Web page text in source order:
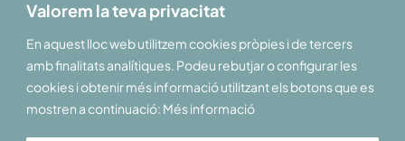
Valorem la teva privacitat
En aquest lloc web utilitzem cookies pròpies i de tercers
amb finalitats analítiques. Podeu rebutjar o configurar les
cookies i obtenir més informació utilitzant els botons que es
mostren a continuació: Més informació
Et donem la benvinguda al Pirineu i les Terres de Lleida